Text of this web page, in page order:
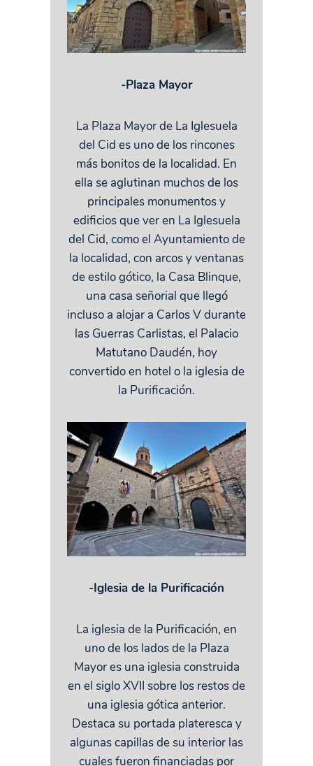
-Plaza Mayor
La Plaza Mayor de La Iglesuela
del Cid es uno de los rincones
más bonitos de la localidad. En
ella se aglutinan muchos de los
principales monumentos y
edificios que ver en La Iglesuela
del Cid, como el Ayuntamiento de
la localidad, con arcos y ventanas
de estilo gótico, la Casa Blinque,
una casa señorial que llegó
incluso a alojar a Carlos V durante
las Guerras Carlistas, el Palacio
Matutano Daudén, hoy
convertido en hotel o la iglesia de
la Purificación.
-Iglesia de la Purificación
La iglesia de la Purificación, en
uno de los lados de la Plaza
Mayor es una iglesia construida
en el siglo XVII sobre los restos de
una iglesia gótica anterior.
Destaca su portada plateresca y
algunas capillas de su interior las
cuales fueron financiadas por